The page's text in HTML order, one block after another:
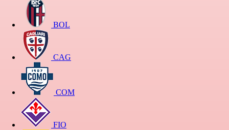
BOL
CAG
COM
FIO